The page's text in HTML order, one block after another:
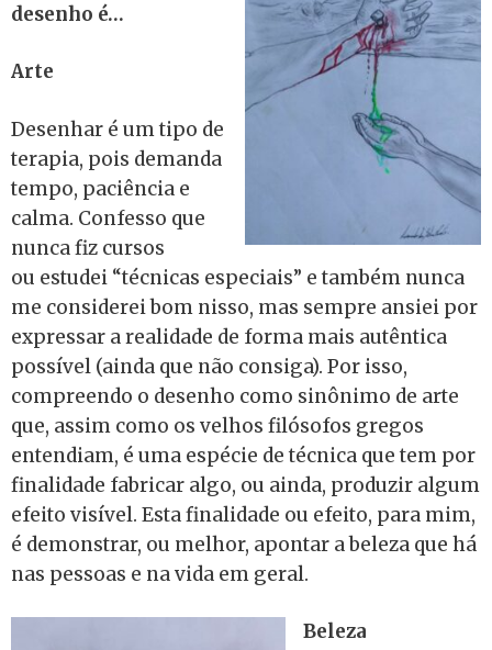
desenho é…
Arte
Desenhar é um tipo de
terapia, pois demanda
tempo, paciência e
calma. Confesso que
nunca fiz cursos
ou estudei “técnicas especiais” e também nunca
me considerei bom nisso, mas sempre ansiei por
expressar a realidade de forma mais autêntica
possível (ainda que não consiga). Por isso,
compreendo o desenho como sinônimo de arte
que, assim como os velhos filósofos gregos
entendiam, é uma espécie de técnica que tem por
finalidade fabricar algo, ou ainda, produzir algum
efeito visível. Esta finalidade ou efeito, para mim,
é demonstrar, ou melhor, apontar a beleza que há
nas pessoas e na vida em geral.
Beleza